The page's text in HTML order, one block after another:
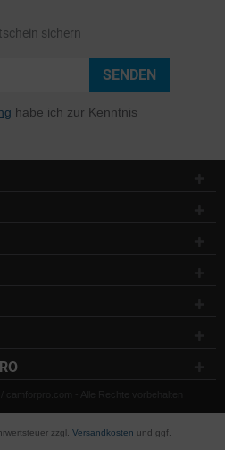
sichern
SENDEN
habe ich zur Kenntnis
camforpro.com - Alle Rechte vorbehalten
zzgl. Versandkosten und ggf.